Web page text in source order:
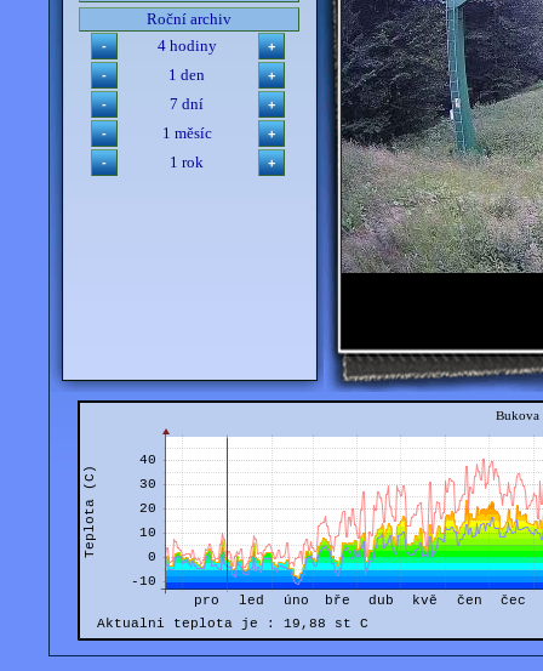
Roční archiv
4 hodiny
1 den
7 dní
1 měsíc
1 rok